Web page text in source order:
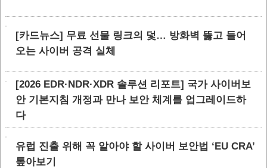
[카드뉴스] 무료 선물 링크의 덫… 방화벽 뚫고 들어
오는 사이버 공격 실체
[2026 EDR·NDR·XDR 솔루션 리포트] 국가 사이버보
안 기본지침 개정과 만나 보안 체계를 업그레이드하
다
유럽 진출 위해 꼭 알아야 할 사이버 보안법 ‘EU CRA’
톺아보기